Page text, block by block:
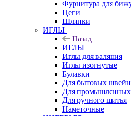
Фурнитура для
Цепи
Шляпки
ИГЛЫ
Назад
ИГЛЫ
Иглы для валяния
Иглы изогнутые
Булавки
Для бытовых
Для
Для ручного шитья
Наметочные